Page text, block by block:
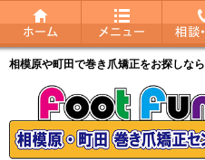
相模原や町田で巻き爪矯正をお探しなら